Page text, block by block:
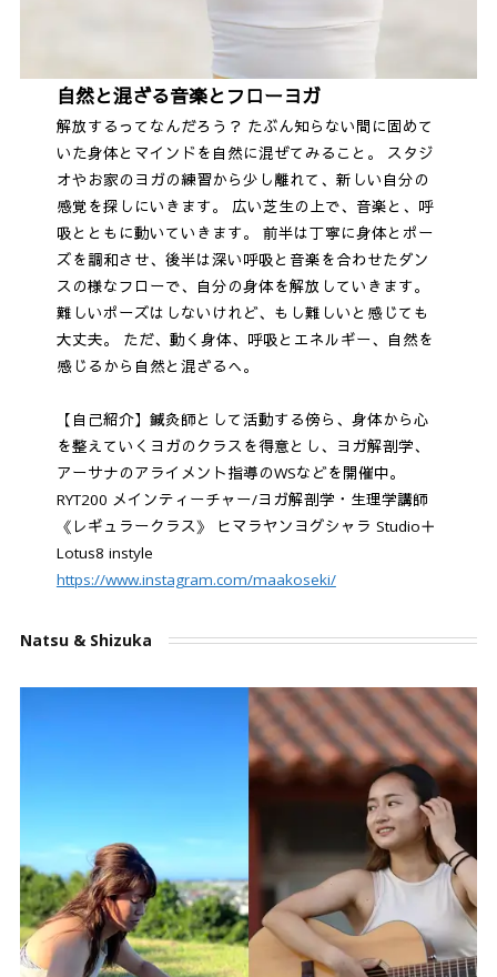
自然と混ざる音楽とフローヨガ
解放するってなんだろう？ たぶん知らない間に固めて
いた身体とマインドを自然に混ぜてみること。 スタジ
オやお家のヨガの練習から少し離れて、新しい自分の
感覚を探しにいきます。 広い芝生の上で、音楽と、呼
吸とともに動いていきます。 前半は丁寧に身体とポー
ズを調和させ、後半は深い呼吸と音楽を合わせたダン
スの様なフローで、自分の身体を解放していきます。
難しいポーズはしないけれど、もし難しいと感じても
大丈夫。 ただ、動く身体、呼吸とエネルギー、自然を
感じるから自然と混ざるへ。
【自己紹介】鍼灸師として活動する傍ら、身体から心
を整えていくヨガのクラスを得意とし、ヨガ解剖学、
アーサナのアライメント指導のWSなどを開催中。
RYT200 メインティーチャー/ヨガ解剖学・生理学講師
《レギュラークラス》 ヒマラヤンヨグシャラ Studio＋
Lotus8 instyle
https://www.instagram.com/maakoseki/
Natsu & Shizuka